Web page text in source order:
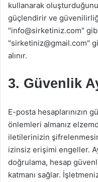
kullanarak
güçlendirir ve
"info@sirketiniz.com"
"sirketiniz@gmail.com"
alınır.
3. Güvenlik
E-posta hesaplarınızın
önlemleri almanız
iletilerinizin
izinsiz erişimi engeller.
doğrulama, hesap
katmanı sağlar.